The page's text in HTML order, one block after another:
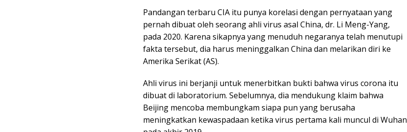
Pandangan terbaru CIA itu punya korelasi dengan pernyataan yang
pernah dibuat oleh seorang ahli virus asal China, dr. Li Meng-Yang,
pada 2020. Karena sikapnya yang menuduh negaranya telah menutupi
fakta tersebut, dia harus meninggalkan China dan melarikan diri ke
Amerika Serikat (AS).
Ahli virus ini berjanji untuk menerbitkan bukti bahwa virus corona itu
dibuat di laboratorium. Sebelumnya, dia mendukung klaim bahwa
Beijing mencoba membungkam siapa pun yang berusaha
meningkatkan kewaspadaan ketika virus pertama kali muncul di Wuhan